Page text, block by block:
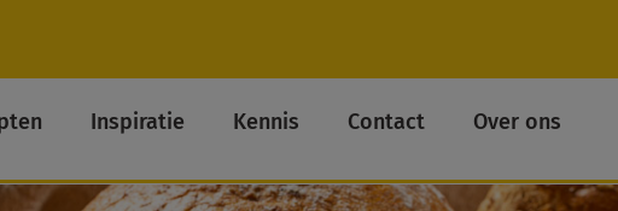
Inspiratie Kennis Contact Over ons